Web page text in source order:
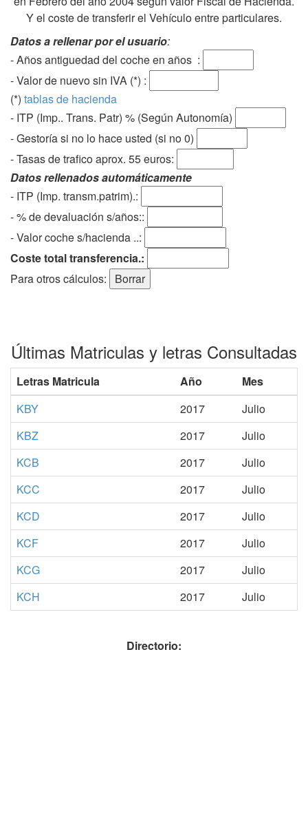
Y el coste de transferir el Vehículo entre particulares.
Datos a rellenar por el usuario:
- Años antiguedad del coche en años :
- Valor de nuevo sin IVA (*) :
(*) tablas de hacienda
- ITP (Imp.. Trans. Patr) % (Según Autonomía)
- Gestoría si no lo hace usted (si no 0)
-Tasas de trafico aprox. 55 euros:
Datos rellenados automáticamente
- ITP (Imp. transm.patrim).:
- % de devaluación s/años::
- Valor coche s/hacienda ..:
Coste total transferencia.:
Para otros cálculos:
Últimas Matriculas y letras Consultadas
Letras Matricula Año
Mes
KBY
2017
Julio
KBZ
2017
Julio
KCB
2017
Julio
KCC
2017
Julio
KCD
2017
Julio
KCF
2017
Julio
KCG
2017
Julio
KCH
2017 Julio
Directorio: